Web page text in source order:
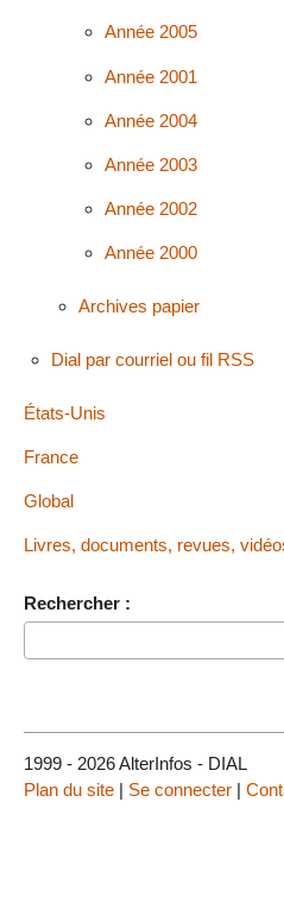
Année 2005
Année 2001
Année 2004
Année 2003
Année 2002
Année 2000
Archives papier
Dial par courriel ou fil RSS
États-Unis
France
Global
Livres, documents, revues,
Rechercher :
1999 - 2026 AlterInfos - DIAL
Plan du site | Se connecter |